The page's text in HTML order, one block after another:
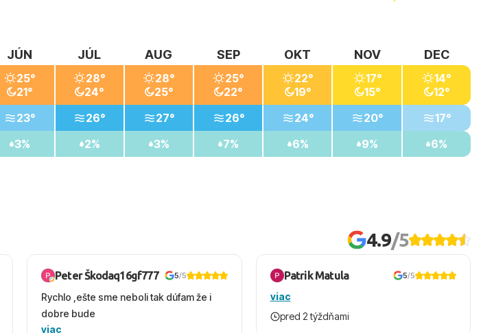
JÚN
25°
21°
23°
3%
JÚL
28°
24°
26°
2%
AUG
28°
25°
27°
3%
SEP
25°
22°
26°
7%
OKT
22°
19°
24°
6%
NOV
17°
15°
20°
9%
DEC
14°
12°
17°
6%
4.9/5
Peter Škodaq16gf777 5/5
Rychlo ,ešte sme neboli tak dúfam že i
dobre bude
viac
Patrik Matula 5/5
viac
pred 2 týždňami